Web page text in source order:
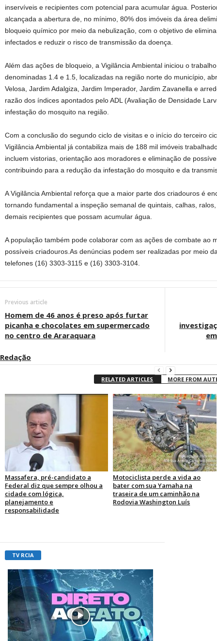
inservíveis e recipientes com potencial para acumular água.
alcançada a abertura de, no mínimo, 80% dos imóveis da área
bloqueio químico por meio da nebulização, com o objetivo de
infectados e reduzir o risco de transmissão da doença.
Além das ações de bloqueio, a Vigilância Ambiental iniciou o
denominadas 1.4 e 1.5, localizadas na região norte do município,
Velosa, Jardim Adalgiza, Jardim Imperador, Jardim Zavanella e
razão dos índices apontados pelo ADL (Avaliação de Densidade
infestação do mosquito na região.
Com a conclusão do segundo ciclo de visitas e o início do terceiro
Vigilância Ambiental já contabiliza mais de 188 mil imóveis
incluem vistorias, orientação aos moradores e eliminação de
contribuindo para a redução da infestação do mosquito e da
A Vigilância Ambiental reforça que a maior parte dos criadouros é
tornando fundamental a inspeção semanal de quintais, calhas,
demais recipientes que possam acumular água.
A população também pode colaborar com as ações de combate ao
possíveis criadouros.As denúncias podem ser realizadas por meio
telefones (16) 3303-3115 e (16) 3303-3104.
Previous article
Homem de 46 anos é preso após furtar
picanha e chocolates em supermercado
no centro de Araraquara
Redação
RELATED ARTICLES MORE FROM
Massafera, pré-candidato a
Federal diz que sempre olhou a
cidade com lógica,
planejamento e
responsabilidade
Motociclista perde a vida ao
bater com sua Yamaha na
traseira de um caminhão na
Rodovia Washington Luís
TV RCIA